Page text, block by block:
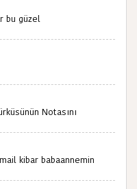
bu güzel
ölmeyecektir tekrar
Notasını
Teşekkürler.
kibar babaannemin